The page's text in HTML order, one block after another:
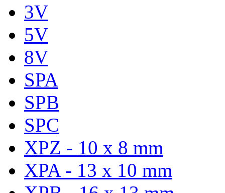
3V
5V
8V
SPA
SPB
SPC
XPZ - 10 x 8 mm
XPA - 13 x 10 mm